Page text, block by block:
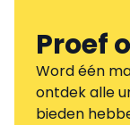
Proef
Word één
ontdek alle
bieden